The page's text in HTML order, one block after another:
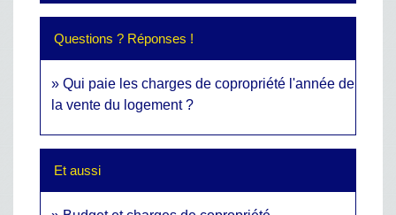
Questions ? Réponses !
Qui paie les charges de copropriété l'année de
la vente du logement ?
Et aussi